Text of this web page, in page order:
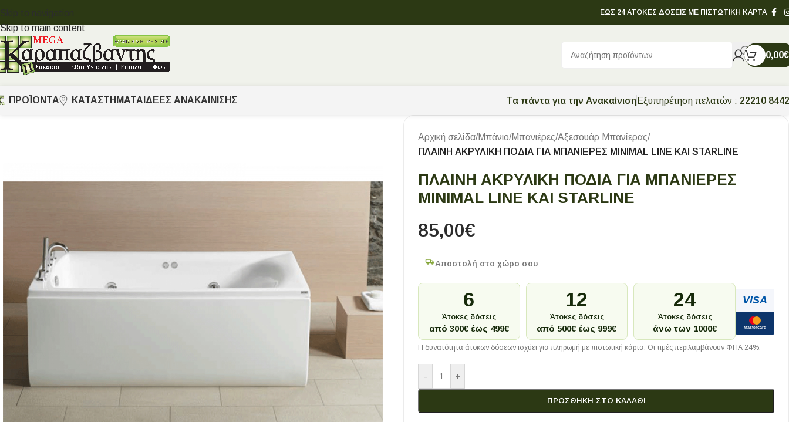
Skip to navigation
Skip to main content
ΕΩΣ 24 ΑΤΟΚΕΣ ΔΟΣΕΙΣ ΜΕ ΠΙΣΤΩΤΙΚΗ ΚΑΡΤΑ
0,00€
ΠΡΟΪΟΝΤΑ ΚΑΤΑΣΤΗΜΑΤΑ ΙΔΈΕΣ ΑΝΑΚΑΊΝΙΣΗΣ Tα πάντα για την Ανακαίνιση Εξυπηρέτηση πελατών : 22210
Αρχική σελίδα/Μπάνιο/Μπανιέρες/Αξεσουάρ Μπανίερας/
ΠΛΑΙΝΗ ΑΚΡΥΛΙΚΗ ΠΟΔΙΑ ΓΙΑ ΜΠΑΝΙΕΡΕΣ MINIMAL LINE KAI STARLINE
ΠΛΑΙΝΗ ΑΚΡΥΛΙΚΗ ΠΟΔΙΑ ΓΙΑ ΜΠΑΝΙΕΡΕΣ
MINIMAL LINE KAI STARLINE
85,00€
Αποστολή στο χώρο σου
6
Άτοκες δόσεις
από 300€ έως 499€
12
Άτοκες δόσεις
από 500€ έως 999€
24
Άτοκες δόσεις
άνω των 1000€
VISA
Mastercard
Η δυνατότητα άτοκων δόσεων ισχύει για πληρωμή με πιστωτική κάρτα. Οι τιμές περιλαμβάνουν ΦΠΑ 24%.
- +
ΠΡΟΣΘΉΚΗ ΣΤΟ ΚΑΛΆΘΙ